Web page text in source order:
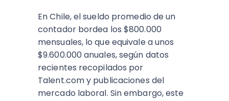
En Chile, el sueldo promedio de un
contador bordea los $800.000
mensuales, lo que equivale a unos
$9.600.000 anuales, según datos
recientes recopilados por
Talent.com y publicaciones del
mercado laboral. Sin embargo, este